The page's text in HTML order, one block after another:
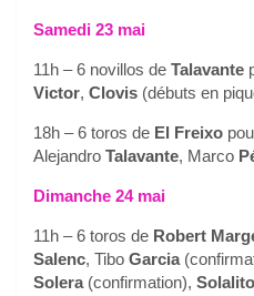
Samedi 23 mai
11h – 6 novillos de Talavante
Victor, Clovis (débuts en
18h – 6 toros de El Freixo
Alejandro Talavante, Marco
Dimanche 24 mai
11h – 6 toros de Robert
Salenc, Tibo Garcia
Solera(confirmation), Solalito